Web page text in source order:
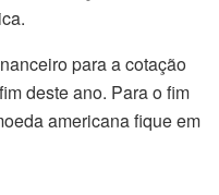
para a cotação
deste ano. Para o fim
americana fique em